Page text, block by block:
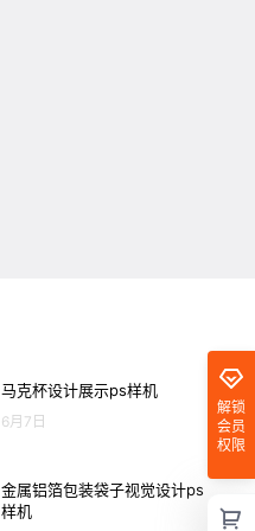
解锁
会员
权限
马克杯设计展示ps样机
6月7日
金属铝箔包装袋子视觉设计ps
样机